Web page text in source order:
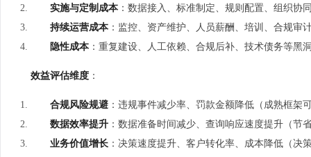
实施与定制成本 ：数据接入、标准制定、规则配置、组织协
持续运营成本 ：监控、资产维护、人员薪酬、培训、合规审
隐性成本 ：重复建设、人工依赖、合规后补、技术债务等黑
效益评估维度 ：
合规风险规避 ：违规事件减少率、罚款金额降低（成熟框架
数据效率提升 ：数据准备时间减少、查询响应速度提升（节
业务价值增长 ：决策速度提升、客户转化率、成本降低（决